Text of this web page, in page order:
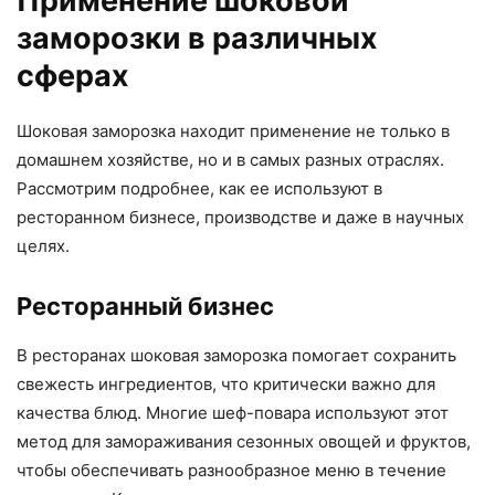
заморозки в различных
сферах
Шоковая заморозка находит применение не только в
домашнем хозяйстве, но и в самых разных отраслях.
Рассмотрим подробнее, как ее используют в
ресторанном бизнесе, производстве и даже в научных
целях.
Ресторанный бизнес
В ресторанах шоковая заморозка помогает сохранить
свежесть ингредиентов, что критически важно для
качества блюд. Многие шеф-повара используют этот
метод для замораживания сезонных овощей и фруктов,
чтобы обеспечивать разнообразное меню в течение